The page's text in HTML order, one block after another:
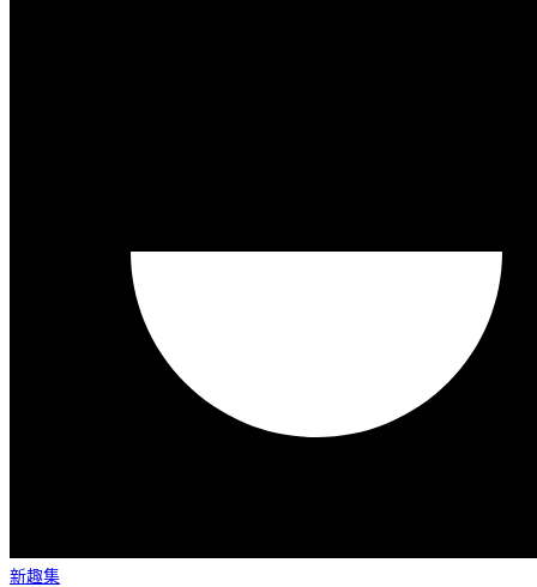
新趣集